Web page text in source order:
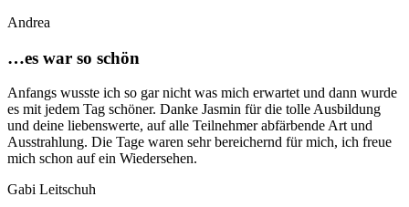
Andrea
…es war so schön
Anfangs wusste ich so gar nicht was mich erwartet und dann wurde
es mit jedem Tag schöner. Danke Jasmin für die tolle Ausbildung
und deine liebenswerte, auf alle Teilnehmer abfärbende Art und
Ausstrahlung. Die Tage waren sehr bereichernd für mich, ich freue
mich schon auf ein Wiedersehen.
Gabi Leitschuh